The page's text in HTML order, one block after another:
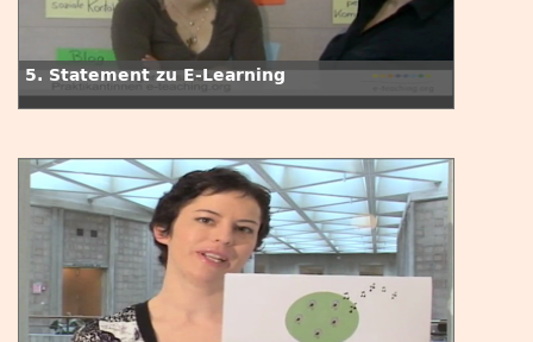
5. Statement zu E-Learning